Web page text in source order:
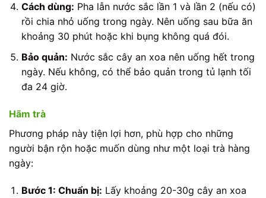
Cách dùng: Pha lẫn nước sắc lần 1 và lần 2 (nếu có)
rồi chia nhỏ uống trong ngày. Nên uống sau bữa ăn
khoảng 30 phút hoặc khi bụng không quá đói.
Bảo quản: Nước sắc cây an xoa nên uống hết trong
ngày. Nếu không, có thể bảo quản trong tủ lạnh tối
đa 24 giờ.
Hãm trà
Phương pháp này tiện lợi hơn, phù hợp cho những
người bận rộn hoặc muốn dùng như một loại trà hàng
ngày:
Bước 1: Chuẩn bị: Lấy khoảng 20-30g cây an xoa